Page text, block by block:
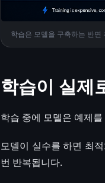
학습은 모델을 구축하는 반
학습이 실제
학습 중에 모델은 예제
모델이 실수를 하면 최
번 반복됩니다.